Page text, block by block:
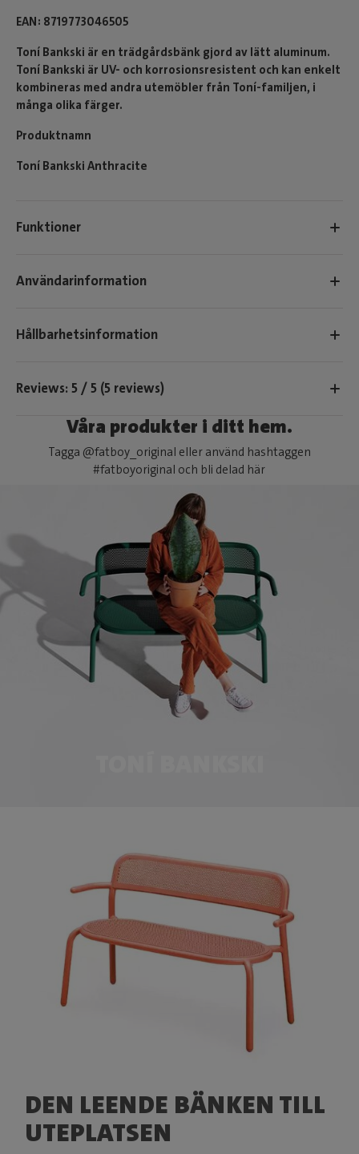
EAN 8719773046505
Toní Bankski är en trädgårdsbänk gjord av lätt aluminum.
Toní Bankski är UV- och korrosionsresistent och kan enkelt
kombineras med andra utemöbler från Toní-familjen, i
många olika färger.
Produktnamn
Toní Bankski Anthracite
Funktioner
Användarinformation
Hållbarhetsinformation
Reviews: 5 / 5 (5 reviews)
Våra produkter i ditt hem.
Tagga @fatboy_original eller använd hashtaggen
#fatboyoriginal och bli delad här
DEN LEENDE BÄNKEN TILL
UTEPLATSEN